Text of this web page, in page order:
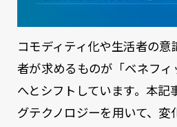
コモディティ化や生活者の意
者が求めるものが「ベネフィ
へとシフトしています。本記
グテクノロジーを用いて、変